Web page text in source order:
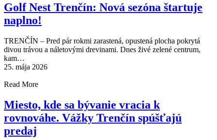
Golf Nest Trenčín: Nová sezóna štartuje
naplno!
TRENČÍN – Pred pár rokmi zarastená, opustená plocha pokrytá
divou trávou a náletovými drevinami. Dnes živé zelené centrum,
kam…
25. mája 2026
Read More
Miesto, kde sa bývanie vracia k
rovnováhe. Vážky Trenčín spúšťajú
predaj